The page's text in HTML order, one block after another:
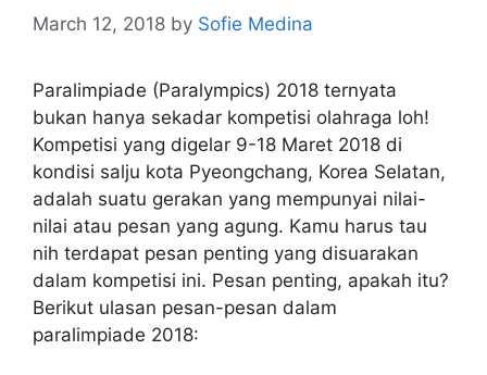
March 12, 2018 by Sofie Medina
Paralimpiade (Paralympics) 2018 ternyata
bukan hanya sekadar kompetisi olahraga loh!
Kompetisi yang digelar 9-18 Maret 2018 di
kondisi salju kota Pyeongchang, Korea Selatan,
adalah suatu gerakan yang mempunyai nilai-
nilai atau pesan yang agung. Kamu harus tau
nih terdapat pesan penting yang disuarakan
dalam kompetisi ini. Pesan penting, apakah itu?
Berikut ulasan pesan-pesan dalam
paralimpiade 2018: